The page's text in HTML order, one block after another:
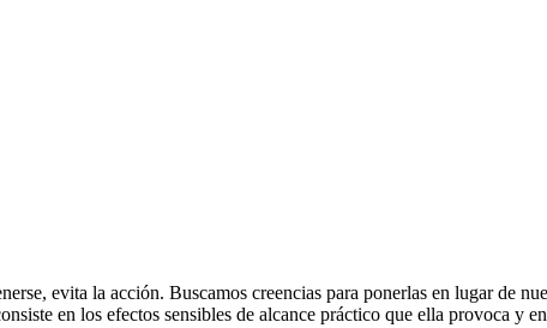
evita la acción. Buscamos creencias para ponerlas en lugar de
en los efectos sensibles de alcance práctico que ella provoca y